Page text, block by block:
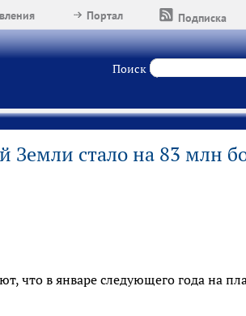
Подписка
Портал
Поиск
Земли стало на 83 млн
что в январе следующего года на